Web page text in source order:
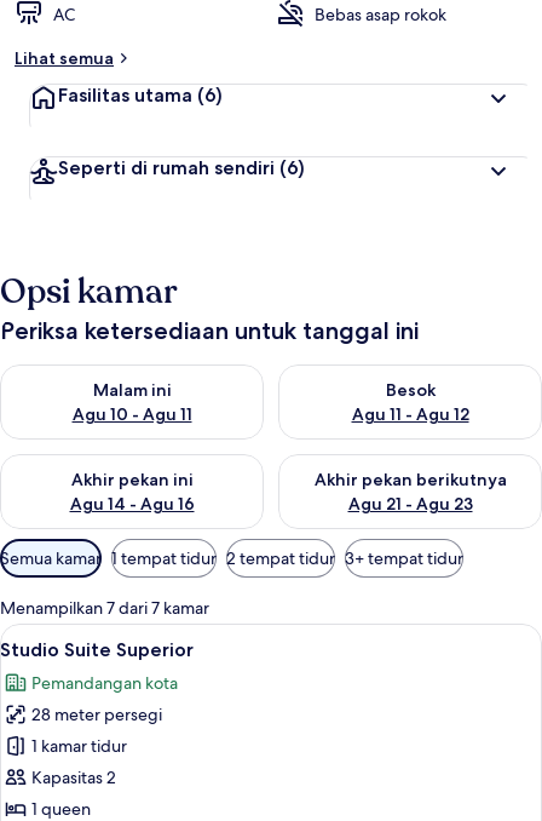
AC
Bebas asap rokok
Lihat semua
Fasilitas utama (6)
Seperti di rumah sendiri (6)
Opsi kamar
Periksa ketersediaan untuk tanggal ini
Malam ini
Agu 10 - Agu 11
Periksa ketersediaan untuk malam ini Agu 10 - Agu 11
Besok
Agu 11 - Agu 12
Periksa ketersediaan untuk
Akhir pekan ini
Agu 14 - Agu 16
Periksa ketersediaan untuk akhir pekan ini Agu 14 - Agu 16
Akhir pekan berikutnya
Agu 21 - Agu 23
Periksa ketersediaan untuk
Filter
tersedia
untuk
kamar
Semua kamar 1 tempat tidur 2 tempat tidur 3+ tempat tidur
Menampilkan 7 dari 7 kamar
Lihat
semua
foto
untuk
Studio
Suite
Superior
Meja kerja, kedap suara, setrika/
5
Studio Suite Superior
Pemandangan kota
28 meter persegi
1 kamar tidur
Kapasitas 2
1 queen